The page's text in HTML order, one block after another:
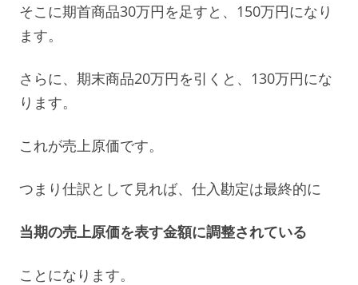
そこに期首商品30万円を足すと、150万円になり
ます。
さらに、期末商品20万円を引くと、130万円にな
ります。
これが売上原価です。
つまり仕訳として見れば、仕入勘定は最終的に
当期の売上原価を表す金額に調整されている
ことになります。